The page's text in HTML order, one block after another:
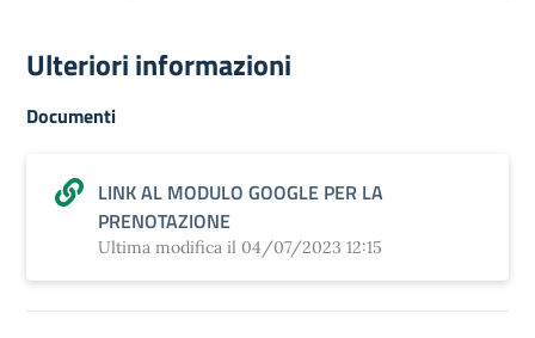
Ulteriori informazioni
Documenti
LINK AL MODULO GOOGLE PER LA
PRENOTAZIONE
Ultima modifica il 04/07/2023 12:15